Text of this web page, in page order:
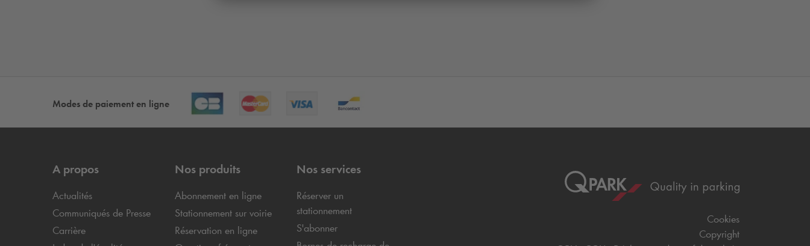
Modes de paiement en ligne
A propos
Actualités
Communiqués de Presse
Carrière
Nos produits
Abonnement en ligne
Stationnement sur voirie
Réservation en ligne
Nos services
Réserver un
stationnement
S'abonner
Cookies
Copyright